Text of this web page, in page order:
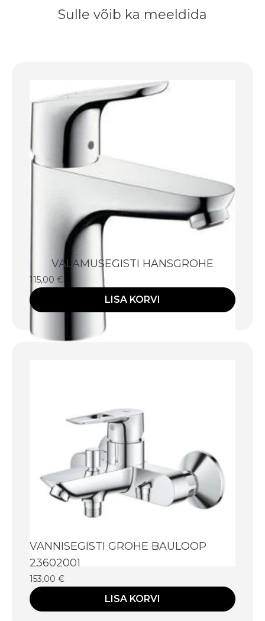
Sulle võib ka meeldida
VALAMUSEGISTI HANSGROHE
115,00 €
LISA KORVI
VANNISEGISTI GROHE BAULOOP
23602001
153,00 €
LISA KORVI